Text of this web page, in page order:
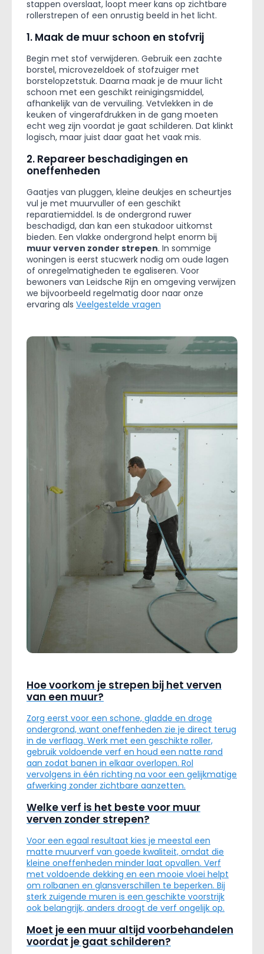
stappen overslaat, loopt meer kans op zichtbare
rollerstrepen of een onrustig beeld in het licht.
1. Maak de muur schoon en stofvrij
Begin met stof verwijderen. Gebruik een zachte
borstel, microvezeldoek of stofzuiger met
borstelopzetstuk. Daarna maak je de muur licht
schoon met een geschikt reinigingsmiddel,
afhankelijk van de vervuiling. Vetvlekken in de
keuken of vingerafdrukken in de gang moeten
echt weg zijn voordat je gaat schilderen. Dat klinkt
logisch, maar juist daar gaat het vaak mis.
2. Repareer beschadigingen en
oneffenheden
Gaatjes van pluggen, kleine deukjes en scheurtjes
vul je met muurvuller of een geschikt
reparatiemiddel. Is de ondergrond ruwer
beschadigd, dan kan een stukadoor uitkomst
bieden. Een vlakke ondergrond helpt enorm bij
muur verven zonder strepen. In sommige
woningen is eerst stucwerk nodig om oude lagen
of onregelmatigheden te egaliseren. Voor
bewoners van Leidsche Rijn en omgeving verwijzen
we bijvoorbeeld regelmatig door naar onze
ervaring als Veelgestelde vragen
Hoe voorkom je strepen bij het verven
van een muur?
Zorg eerst voor een schone, gladde en droge
ondergrond, want oneffenheden zie je direct terug
in de verflaag. Werk met een geschikte roller,
gebruik voldoende verf en houd een natte rand
aan zodat banen in elkaar overlopen. Rol
vervolgens in één richting na voor een gelijkmatige
afwerking zonder zichtbare aanzetten.
Welke verf is het beste voor muur
verven zonder strepen?
Voor een egaal resultaat kies je meestal een
matte muurverf van goede kwaliteit, omdat die
kleine oneffenheden minder laat opvallen. Verf
met voldoende dekking en een mooie vloei helpt
om rolbanen en glansverschillen te beperken. Bij
sterk zuigende muren is een geschikte voorstrijk
ook belangrijk, anders droogt de verf ongelijk op.
Moet je een muur altijd voorbehandelen
voordat je gaat schilderen?